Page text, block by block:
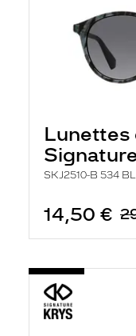
Lunettes
SKJ2510-B 534
14,50 €